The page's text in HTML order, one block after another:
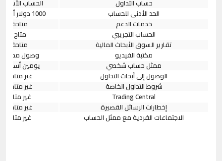
حساب التداول
الحساب
الحد الأدنى للحساب
1000 دولار
خدمات الدعم
متاحة
الحساب التجريبي
متاح
تقارير السوق الأبحاث المالية
متاحة
مكتبة الفيديو
وصول محدود
ممثل حساب شخصي
يومين أسبوعياً
الوصول إلى أبحاث التداول
غير متاحة
شروط التداول الخاصة
غير متاحة
Trading Central
غير متاح
إخطارات الرسائل القصيرة
غير متاحة
الاجتماعات الفردية مع ممثل الحساب
غير متاح